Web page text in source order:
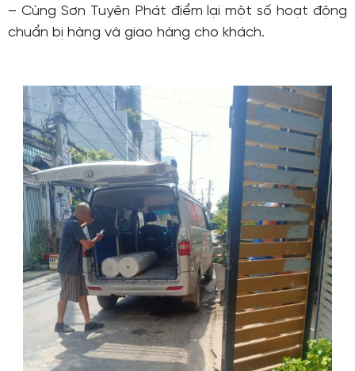
– Cùng Sơn Tuyên Phát điểm lại một số hoạt động
chuẩn bị hàng và giao hàng cho khách.